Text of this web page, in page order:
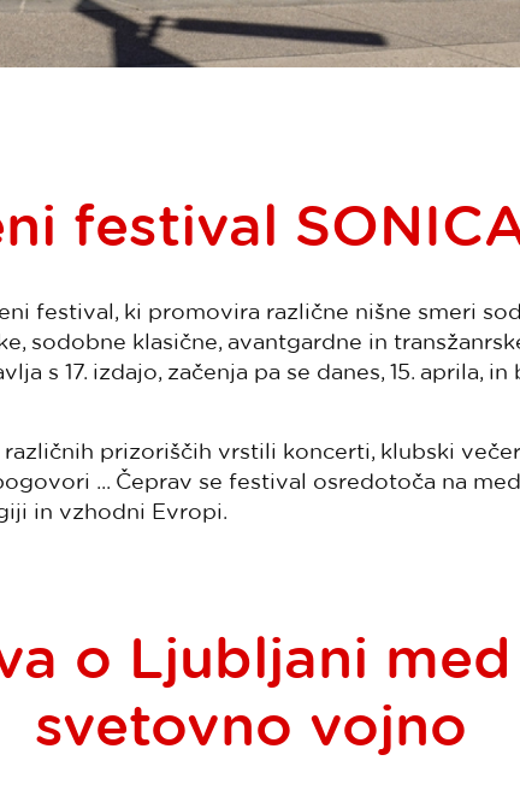
festival
festival, ki promovira različne nišne smeri
sodobne klasične, avantgardne in
s 17. izdajo, začenja pa se danes, 15. aprila, in
prizoriščih vrstili koncerti, klubski
... Čeprav se festival osredotoča na
in vzhodni Evropi.
o Ljubljani
svetovno vojno